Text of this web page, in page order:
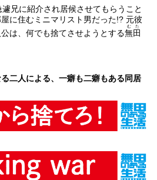
兄に紹介され居候させてもらうこと
に住むミニマリスト男だった!? 元彼
は、何でも捨てさせようとする無田
むた
二人による、一癖も二癖もある同居